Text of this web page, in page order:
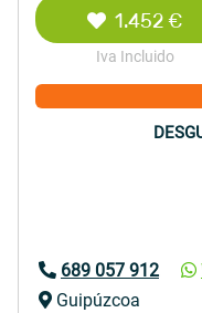
1.452 €
Iva Incluido
689 057 912
Guipúzcoa